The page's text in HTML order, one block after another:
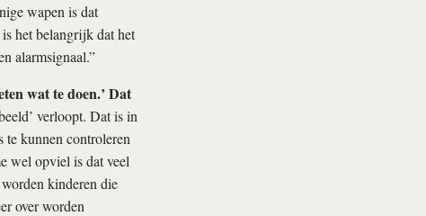
wapen is dat
het belangrijk dat het
alarmsignaal.”
wat te doen.’ Dat
verloopt. Dat is in
te kunnen controleren
wel opviel is dat veel
kinderen die
over worden